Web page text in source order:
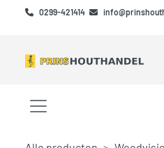
0299-421414
Menu openen/sluiten